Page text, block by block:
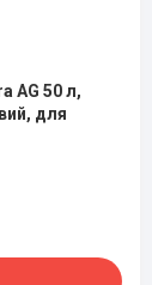
AG 50 л,
для